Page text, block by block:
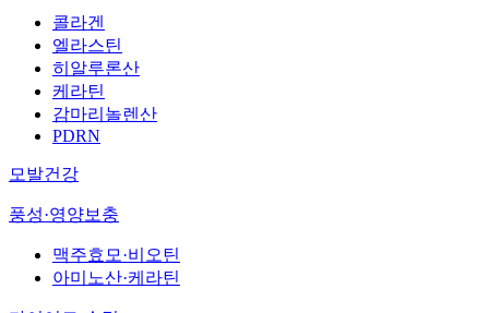
콜라겐
엘라스틴
히알루론산
케라틴
감마리놀렌산
PDRN
모발건강
풍성·영양보충
맥주효모·비오틴
아미노산·케라틴